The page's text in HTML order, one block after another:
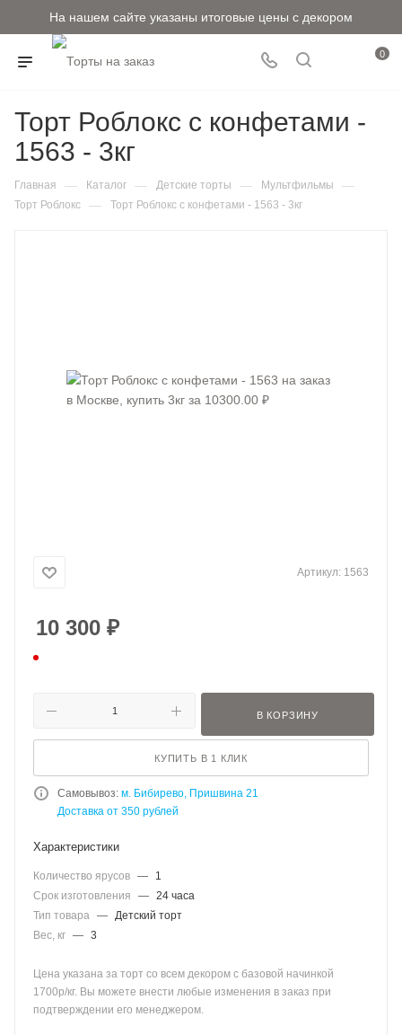
На нашем сайте указаны итоговые цены с декором
0
Торт Роблокс с конфетами -
1563 - 3кг
Главная — Каталог — Детские торты — Мультфильмы —
Торт Роблокс — Торт Роблокс с конфетами - 1563 - 3кг
Артикул: 1563
10 300 ₽
В КОРЗИНУ
КУПИТЬ В 1 КЛИК
Самовывоз: м. Бибирево, Пришвина 21
Доставка от 350 рублей
Характеристики
Количество ярусов —
1
Срок изготовления
— 24 часа
Тип товара — Детский торт
Вес, кг — 3
Цена указана за торт со всем декором с базовой начинкой
1700р/кг. Вы можете внести любые изменения в заказ при
подтверждении его менеджером.